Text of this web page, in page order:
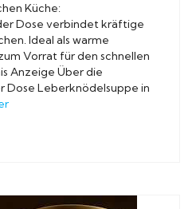
Küche:
Dose verbindet kräftige
Ideal als warme
Vorrat für den schnellen
Anzeige Über die
Dose Leberknödelsuppe in